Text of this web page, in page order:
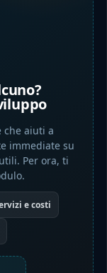
che aiuti a
immediate su
Per ora, ti
e costi